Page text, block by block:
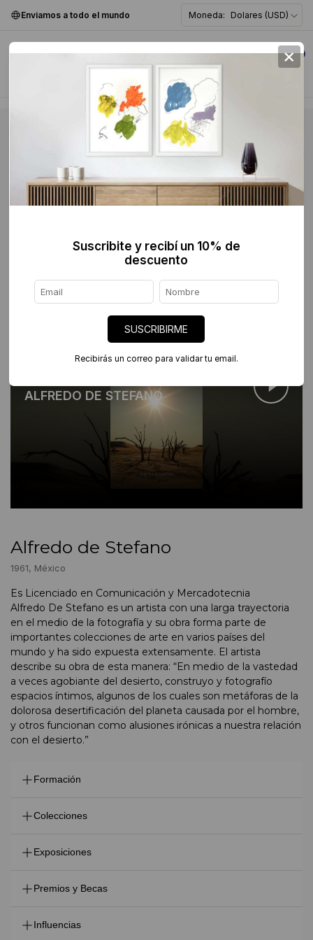
Enviamos a todo el mundo Moneda: Dolares (USD)
0
ALFREDO DE STEFANO
Alfredo de Stefano
1961, México
Es Licenciado en Comunicación y Mercadotecnia
Alfredo De Stefano es un artista con una larga trayectoria
en el medio de la fotografía y su obra forma parte de
importantes colecciones de arte en varios países del
mundo y ha sido expuesta extensamente. El artista
describe su obra de esta manera: “En medio de la vastedad
a veces agobiante del desierto, construyo y fotografío
espacios íntimos, algunos de los cuales son metáforas de la
dolorosa desertificación del planeta causada por el hombre,
y otros funcionan como alusiones irónicas a nuestra relación
con el desierto.”
Formación
Es Licenciado en Comunicación y Mercadotecnia
Colecciones
Museo Del Barrio, New York, USA
Centro de Arte Aragones Contemporaneo, Huesca,
Coleccion Femsa, Monterrey, Nuevo León, México
Exposiciones
2017 All the deserts are my desert, National Gallery,
Brasil
Premios y Becas
Sistema Nacional de Creadores FONCA
Influencias
×
Suscribite y recibí un 10% de
descuento
SUSCRIBIRME
Recibirás un correo para validar tu email.